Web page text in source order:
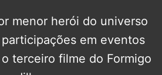
menor herói do universo
em eventos
terceiro filme do Formigo